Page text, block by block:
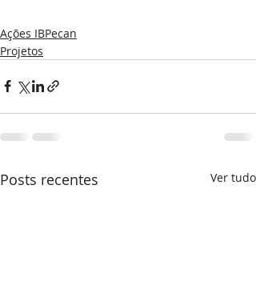
Ações IBPecan
Projetos
Posts recentes Ver tudo